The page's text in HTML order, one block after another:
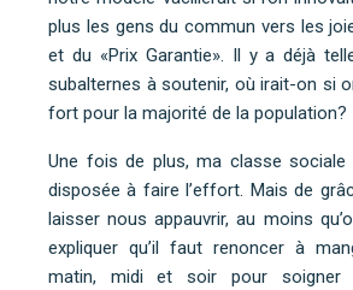
plus les gens du commun vers les
et du «Prix Garantie». Il y a déjà
subalternes à soutenir, où irait-on si
fort pour la majorité de la population?
Une fois de plus, ma classe sociale
disposée à faire l’effort. Mais de
laisser nous appauvrir, au moins
expliquer qu’il faut renoncer à
matin, midi et soir pour soigner